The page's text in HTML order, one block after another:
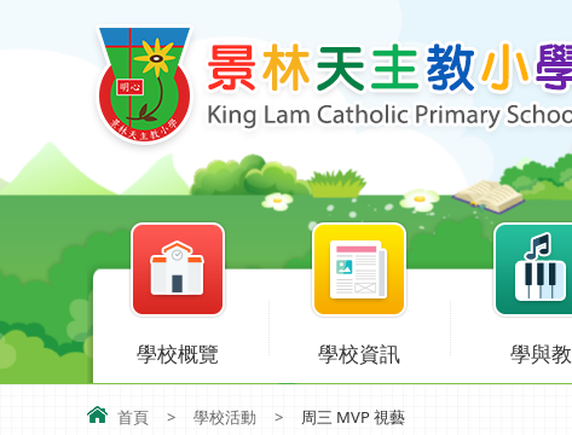
學校概覽 學校資訊 學與教
首頁 > 學校活動 > 周三 MVP 視藝